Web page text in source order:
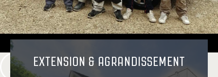
EXTENSION & AGRANDISSEMENT